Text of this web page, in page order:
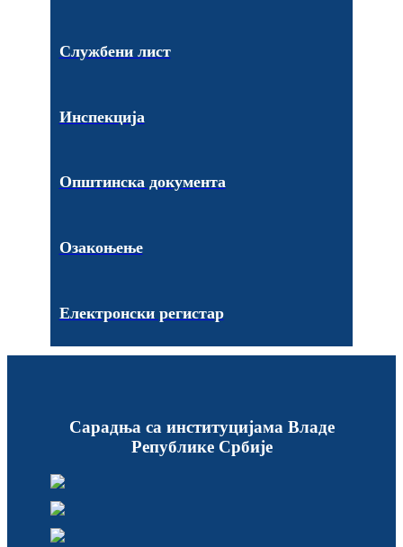
Службени лист
Инспекција
Општинска документа
Озакоњење
Електронски регистар
Сарадња са институцијама Владе
Републике Србије